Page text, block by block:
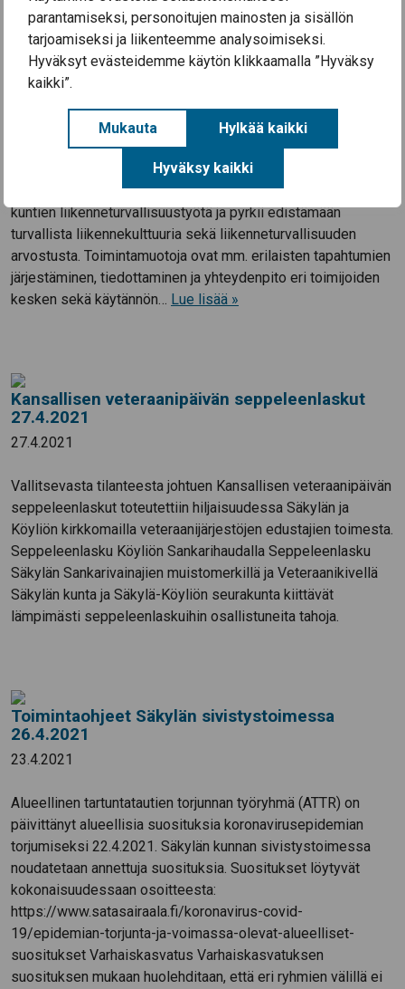
parantamiseksi, personoitujen mainosten ja sisällön
tarjoamiseksi ja liikenteemme analysoimiseksi.
Hyväksyt evästeidemme käytön klikkaamalla ”Hyväksy
kaikki”.
Mukauta Hylkää kaikki
Hyväksy kaikki
Säkylä
5.5.2021
Tutustu liikenneturvallisuustoimijan ajankohtaisiin uutisiin
1/2021 Säkylä Ajankohtainen uutiskirje ilmestyy n. 4 kertaa
vuodessa, käsitellen muutamaa valikoitua
liikenneturvallisuuteen liittyvää teemaa kerrallaan. Mikä on
liikenneturvallisuustoimija? Liikenneturvallisuustoimija tukee
kuntien liikenneturvallisuustyötä ja pyrkii edistämään
turvallista liikennekulttuuria sekä liikenneturvallisuuden
arvostusta. Toimintamuotoja ovat mm. erilaisten tapahtumien
järjestäminen, tiedottaminen ja yhteydenpito eri toimijoiden
kesken sekä käytännön… Lue lisää »
Kansallisen veteraanipäivän seppeleenlaskut
27.4.2021
27.4.2021
Vallitsevasta tilanteesta johtuen Kansallisen veteraanipäivän
seppeleenlaskut toteutettiin hiljaisuudessa Säkylän ja
Köyliön kirkkomailla veteraanijärjestöjen edustajien toimesta.
Seppeleenlasku Köyliön Sankarihaudalla Seppeleenlasku
Säkylän Sankarivainajien muistomerkillä ja Veteraanikivellä
Säkylän kunta ja Säkylä-Köyliön seurakunta kiittävät
lämpimästi seppeleenlaskuihin osallistuneita tahoja.
Toimintaohjeet Säkylän sivistystoimessa
26.4.2021
23.4.2021
Alueellinen tartuntatautien torjunnan työryhmä (ATTR) on
päivittänyt alueellisia suosituksia koronavirusepidemian
torjumiseksi 22.4.2021. Säkylän kunnan sivistystoimessa
noudatetaan annettuja suosituksia. Suositukset löytyvät
kokonaisuudessaan osoitteesta:
https://www.satasairaala.fi/koronavirus-covid-
19/epidemian-torjunta-ja-voimassa-olevat-alueelliset-
suositukset Varhaiskasvatus Varhaiskasvatuksen
suosituksen mukaan huolehditaan, että eri ryhmien välillä ei